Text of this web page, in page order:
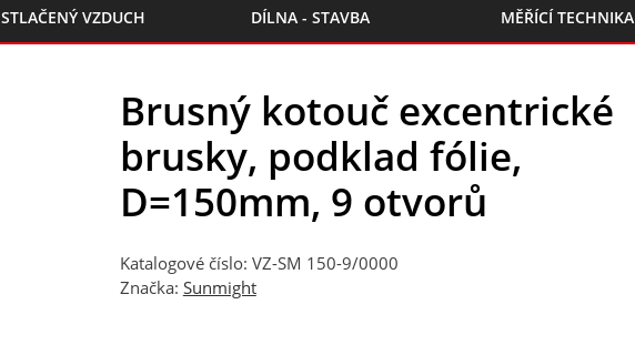
STLAČENÝ VZDUCH DÍLNA - STAVBA MĚŘÍCÍ TECHNIKA
Brusný kotouč excentrické
brusky, podklad fólie,
D=150mm, 9 otvorů
Katalogové číslo: VZ-SM 150-9/0000
Značka: Sunmight